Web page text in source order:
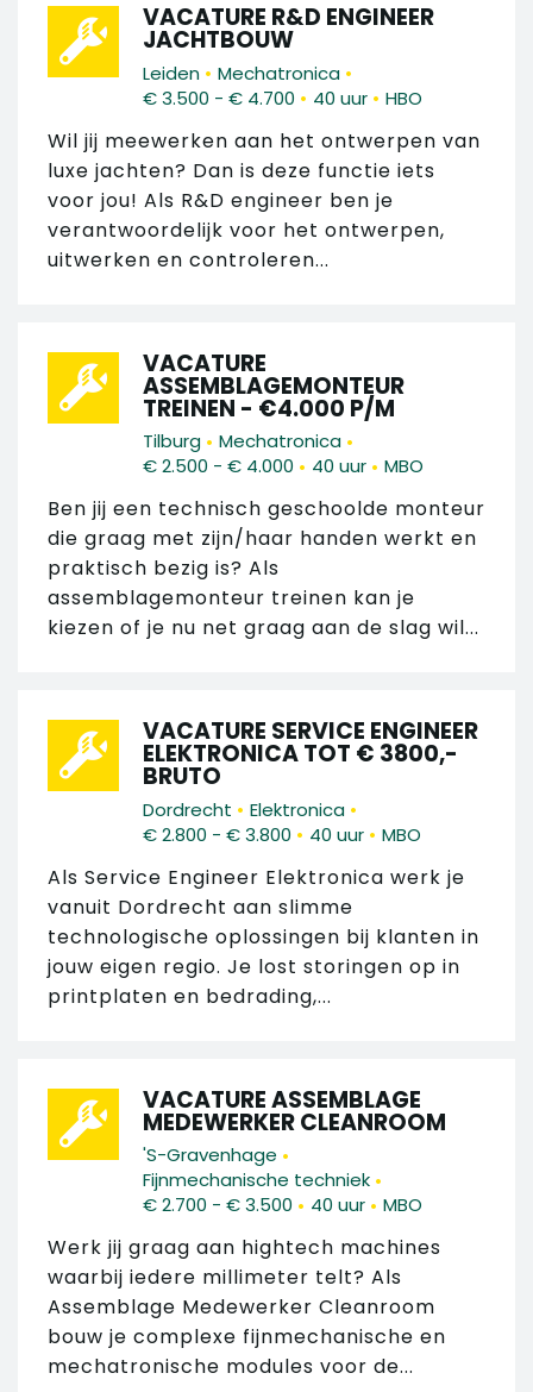
VACATURE R&D ENGINEER
JACHTBOUW
Leiden • Mechatronica •
€ 3.500 - € 4.700 • 40 uur • HBO
Wil jij meewerken aan het ontwerpen van
luxe jachten? Dan is deze functie iets
voor jou! Als R&D engineer ben je
verantwoordelijk voor het ontwerpen,
uitwerken en controleren...
VACATURE
ASSEMBLAGEMONTEUR
TREINEN - €4.000 P/M
Tilburg • Mechatronica •
€ 2.500 - € 4.000 • 40 uur • MBO
Ben jij een technisch geschoolde monteur
die graag met zijn/haar handen werkt en
praktisch bezig is? Als
assemblagemonteur treinen kan je
kiezen of je nu net graag aan de slag wil...
VACATURE SERVICE ENGINEER
ELEKTRONICA TOT € 3800,-
BRUTO
Dordrecht • Elektronica •
€ 2.800 - € 3.800 • 40 uur • MBO
Als Service Engineer Elektronica werk je
vanuit Dordrecht aan slimme
technologische oplossingen bij klanten in
jouw eigen regio. Je lost storingen op in
printplaten en bedrading,...
VACATURE ASSEMBLAGE
MEDEWERKER CLEANROOM
'S-Gravenhage •
Fijnmechanische techniek •
€ 2.700 - € 3.500 • 40 uur • MBO
Werk jij graag aan hightech machines
waarbij iedere millimeter telt? Als
Assemblage Medewerker Cleanroom
bouw je complexe fijnmechanische en
mechatronische modules voor de...